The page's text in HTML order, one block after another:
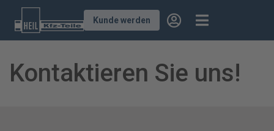
Kunde werden
Kontaktieren Sie uns!